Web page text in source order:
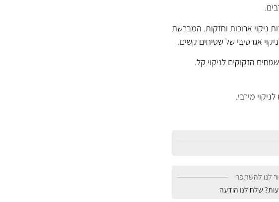
ניקוי ארוכות וחזקות. המברשת
אגרסיבי של שטיחים קשים.
הזקוקים לניקוי קל.
מירבי.
לנו להשתפר
שלח לנו הודעה